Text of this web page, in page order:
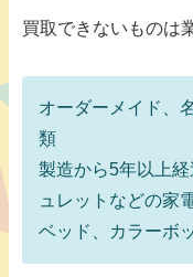
買取できないものは
オーダーメイド、
類
製造から5年以上
ュレットなどの家
ベッド、カラーボ